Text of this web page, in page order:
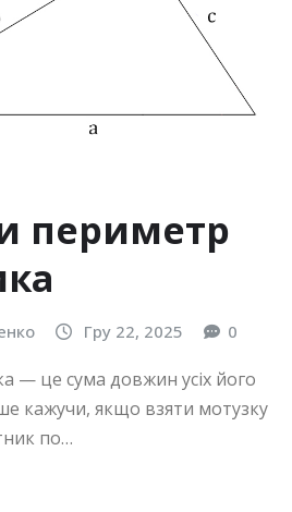
периметр
Гру 22, 2025 0
— це сума довжин усіх його
кажучи, якщо взяти мотузку
по…